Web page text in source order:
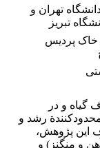
تهران و
تبریز
خاک پردیس
و در
رشد و
این پژوهش،
و منگنز) و